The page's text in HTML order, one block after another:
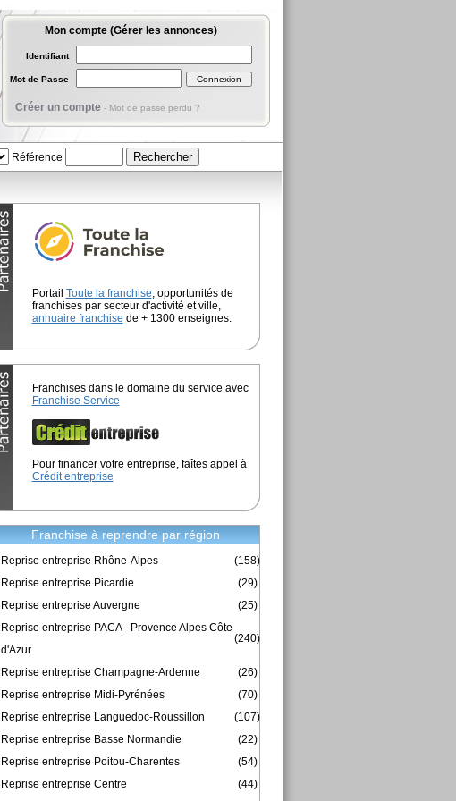
Mon compte (Gérer les annonces)
Identifiant
Mot de Passe
Créer un compte - Mot de passe perdu ?
Référence
Portail Toute la franchise, opportunités de
franchises par secteur d'activité et ville,
annuaire franchise de + 1300 enseignes.
Franchises dans le domaine du service avec
Franchise Service
Pour financer votre entreprise, faîtes appel à
Crédit entreprise
Franchise à reprendre par région
Reprise entreprise Rhône-Alpes
(158)
Reprise entreprise Picardie
(29)
Reprise entreprise Auvergne
(25)
Reprise entreprise PACA - Provence Alpes Côte
d'Azur
(240)
Reprise entreprise Champagne-Ardenne
(26)
Reprise entreprise Midi-Pyrénées
(70)
Reprise entreprise Languedoc-Roussillon
(107)
Reprise entreprise Basse Normandie
(22)
Reprise entreprise Poitou-Charentes
(54)
Reprise entreprise Centre
(44)